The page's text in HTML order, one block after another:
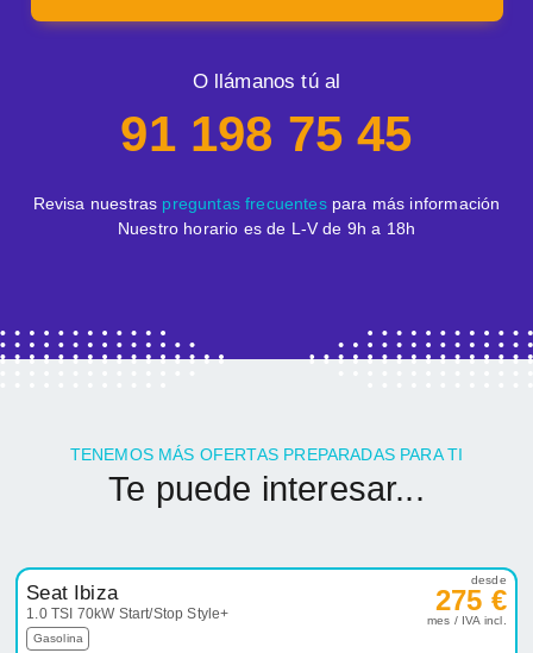
O llámanos tú al
91 198 75 45
Revisa nuestras preguntas frecuentespara más información
Nuestro horario es de L-V de 9h a 18h
TENEMOS MÁS OFERTAS PREPARADAS PARA TI
Te puede interesar...
Seat Ibiza
1.0 TSI 70kW Start/Stop Style+
Gasolina
desde
275 €
mes / IVA incl.